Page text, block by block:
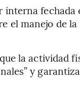
fechada
el manejo de
la actividad
y